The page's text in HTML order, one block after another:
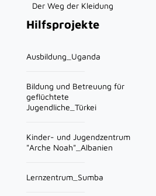
Der Weg der Kleidung
Hilfsprojekte
Ausbildung_Uganda
Bildung und Betreuung für
geflüchtete
Jugendliche_Türkei
Kinder- und Jugendzentrum
"Arche Noah"_Albanien
Lernzentrum_Sumba